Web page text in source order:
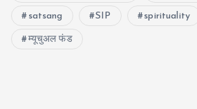
satsang SIP spirituality
म्यूचुअल फंड